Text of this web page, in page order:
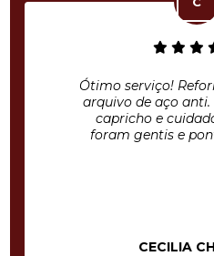
Ótimo serviço!
arquivo de aço
capricho e
foram gentis e
CECILIA